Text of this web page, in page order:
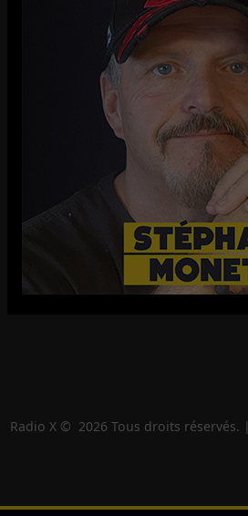
Radio X © 2026 Tous droits réservés. |